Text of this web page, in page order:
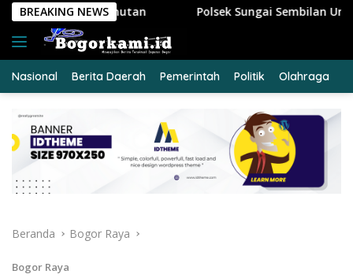
Langsung
konten
BREAKING NEWS
Polsek Sungai Sembilan Ungkap Kasus Curat, Pelaku
Nasional Berita Daerah Pemerintah Politik Olahraga
Beranda Bogor Raya
Bogor Raya